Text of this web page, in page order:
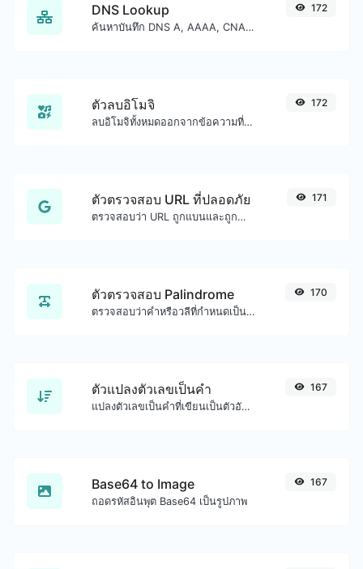
DNS Lookup
ค้นหาบันทึก DNS A, AAAA, CNAME, MX, NS, TXT, SOA ของโฮสต์
172
ตัวลบอิโมจิ
ลบอิโมจิทั้งหมดออกจากข้อความที่กำหนดได้อย่างง่ายดาย
172
ตัวตรวจสอบ URL ที่ปลอดภัย
ตรวจสอบว่า URL ถูกแบนและถูกทำเครื่องหมายว่าปลอดภัย/ไม่ปลอดภัยโดย Google หรือไม่
171
ตัวตรวจสอบ Palindrome
ตรวจสอบว่าคำหรือวลีที่กำหนดเป็น palindrome หรือไม่ (อ่านจากหลังไปหน้าเหมือนอ่านจากหน้าไปหลัง)
170
ตัวแปลงตัวเลขเป็นคำ
แปลงตัวเลขเป็นคำที่เขียนเป็นตัวอักษร
167
Base64 to Image
ถอดรหัสอินพุต Base64 เป็นรูปภาพ
167